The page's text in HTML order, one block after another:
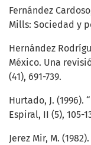
Fernández
Mills: Sociedad y
Hernández
México. Una
(41), 691-739.
Hurtado, J. (1996).
Espiral, II (5), 105-
Jerez Mir, M.